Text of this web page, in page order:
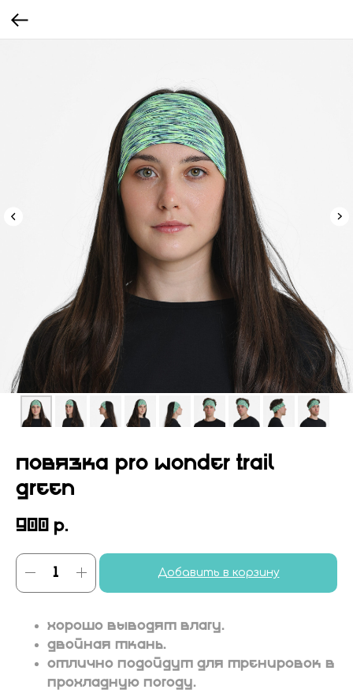
ПОВЯЗКА PRO WONDER TRAIL
GREEN
900 р.
Добавить в корзину
Хорошо выводят влагу.
Двойная ткань.
Отлично подойдут для тренировок в
прохладную погоду.